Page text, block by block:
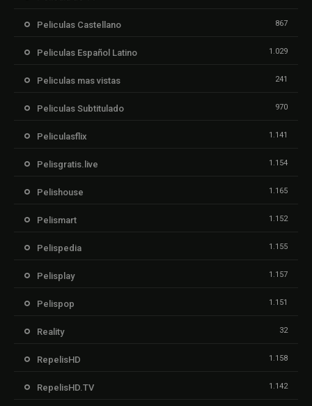
Peliculas Castellano 867
Peliculas Español Latino 1.029
Peliculas mas vistas 241
Peliculas Subtitulado 970
Peliculasflix 1.141
Pelisgratis.live 1.154
Pelishouse 1.165
Pelismart 1.152
Pelispedia 1.155
Pelisplay 1.157
Pelispop 1.151
Reality 32
RepelisHD 1.158
RepelisHD.TV 1.142